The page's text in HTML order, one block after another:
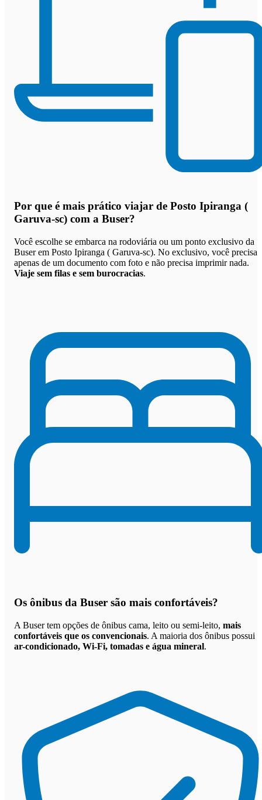
Por que é mais prático viajar de Posto Ipiranga (
Garuva-sc) com a Buser?
Você escolhe se embarca na rodoviária ou um ponto exclusivo da
Buser em Posto Ipiranga ( Garuva-sc). No exclusivo, você precisa
apenas de um documento com foto e não precisa imprimir nada.
Viaje sem filas e sem burocracias.
Os ônibus da Buser são mais confortáveis?
A Buser tem opções de ônibus cama, leito ou semi-leito, mais
confortáveis que os convencionais. A maioria dos ônibus possui
ar-condicionado, Wi-Fi, tomadas e água mineral.